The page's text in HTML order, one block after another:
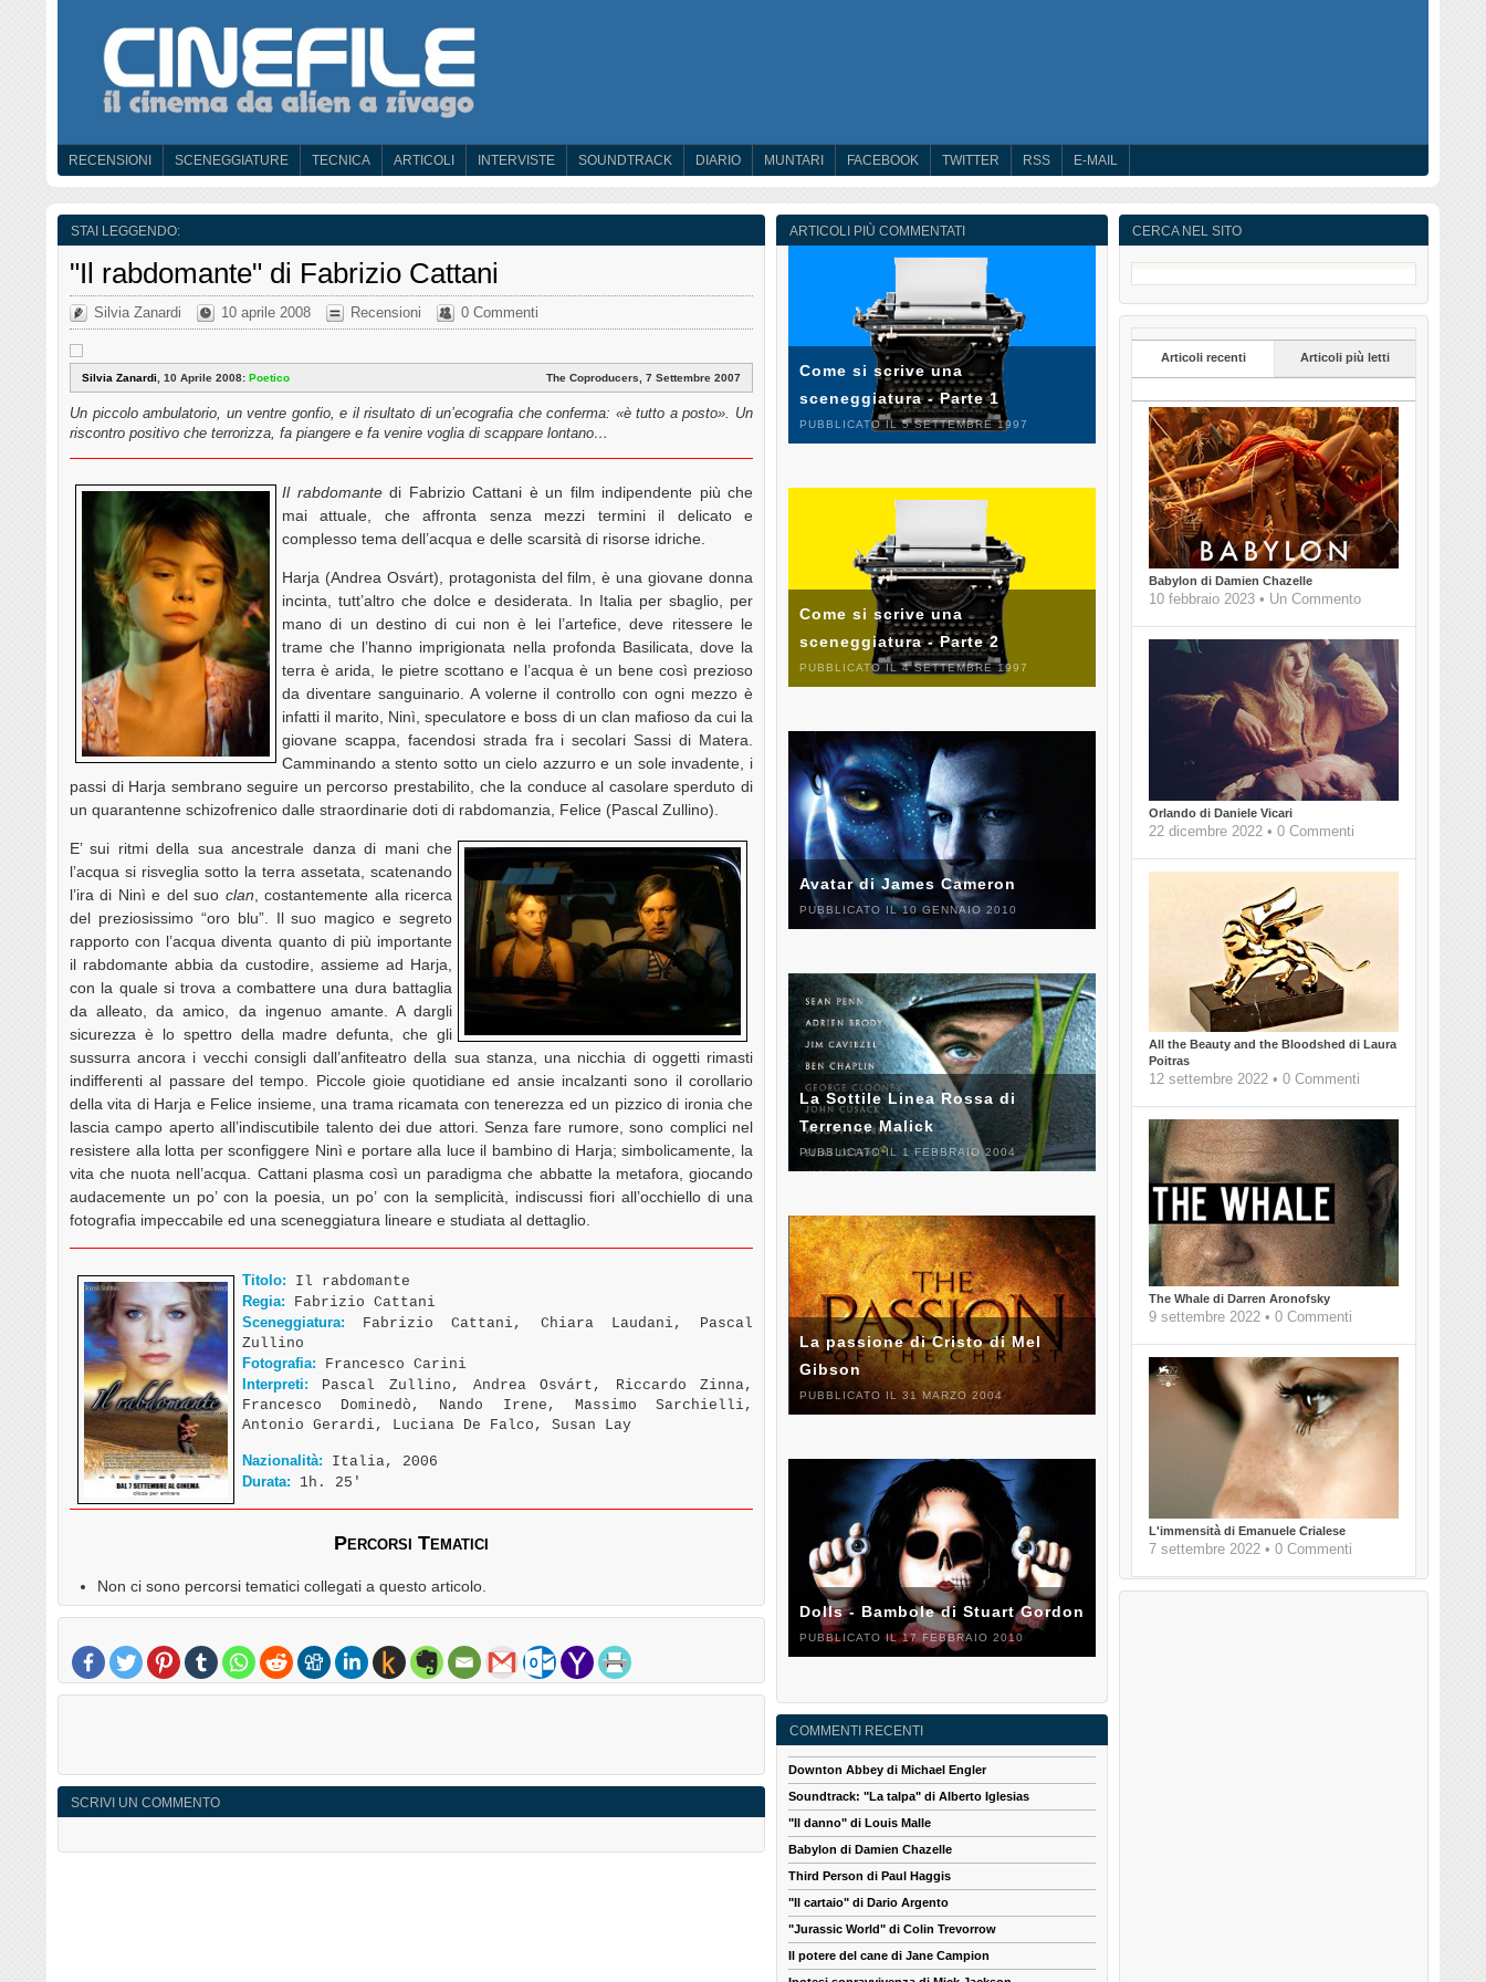
RECENSIONI SCENEGGIATURE TECNICA ARTICOLI INTERVISTE SOUNDTRACK DIARIO MUNTARI FACEBOOK TWITTER RSS E-MAIL
STAI LEGGENDO:
"Il rabdomante" di Fabrizio Cattani
Silvia Zanardi 10 aprile 2008 Recensioni 0 Commenti
Silvia Zanardi , 10 Aprile 2008: Poetico The Coproducers, 7 Settembre 2007
Un piccolo ambulatorio, un ventre gonfio, e il risultato di un’ecografia che conferma: «è tutto a posto». Un
riscontro positivo che terrorizza, fa piangere e fa venire voglia di scappare lontano…
Il rabdomantedi Fabrizio Cattani è un film indipendente più che
mai attuale, che affronta senza mezzi termini il delicato e
complesso tema dell’acqua e delle scarsità di risorse idriche.
Harja (Andrea Osvárt), protagonista del film, è una giovane donna
incinta, tutt’altro che dolce e desiderata. In Italia per sbaglio, per
mano di un destino di cui non è lei l’artefice, deve ritessere le
trame che l’hanno imprigionata nella profonda Basilicata, dove la
terra è arida, le pietre scottano e l’acqua è un bene così prezioso
da diventare sanguinario. A volerne il controllo con ogni mezzo è
infatti il marito, Ninì, speculatore e boss di un clan mafioso da cui la
giovane scappa, facendosi strada fra i secolari Sassi di Matera.
Camminando a stento sotto un cielo azzurro e un sole invadente, i
passi di Harja sembrano seguire un percorso prestabilito, che la conduce al casolare sperduto di
un quarantenne schizofrenico dalle straordinarie doti di rabdomanzia, Felice (Pascal Zullino).
E’ sui ritmi della sua ancestrale danza di mani che
l’acqua si risveglia sotto la terra assetata, scatenando
l’ira di Ninì e del suo clan , costantemente alla ricerca
del preziosissimo “oro blu”. Il suo magico e segreto
rapporto con l’acqua diventa quanto di più importante
il rabdomante abbia da custodire, assieme ad Harja,
con la quale si trova a combattere una dura battaglia
da alleato, da amico, da ingenuo amante. A dargli
sicurezza è lo spettro della madre defunta, che gli
sussurra ancora i vecchi consigli dall’anfiteatro della sua stanza, una nicchia di oggetti rimasti
indifferenti al passare del tempo. Piccole gioie quotidiane ed ansie incalzanti sono il corollario
della vita di Harja e Felice insieme, una trama ricamata con tenerezza ed un pizzico di ironia che
lascia campo aperto all’indiscutibile talento dei due attori. Senza fare rumore, sono complici nel
resistere alla lotta per sconfiggere Ninì e portare alla luce il bambino di Harja; simbolicamente, la
vita che nuota nell’acqua. Cattani plasma così un paradigma che abbatte la metafora, giocando
audacemente un po’ con la poesia, un po’ con la semplicità, indiscussi fiori all’occhiello di una
fotografia impeccabile ed una sceneggiatura lineare e studiata al dettaglio.
Titolo: Il rabdomante
Regia: Fabrizio Cattani
Sceneggiatura: Fabrizio Cattani, Chiara Laudani, Pascal
Zullino
Fotografia: Francesco Carini
Interpreti: Pascal Zullino, Andrea Osvárt, Riccardo Zinna,
Francesco Dominedò, Nando Irene, Massimo Sarchielli,
Antonio Gerardi, Luciana De Falco, Susan Lay
Nazionalità: Italia, 2006
Durata: 1h. 25′
Percorsi Tematici
Non ci sono percorsi tematici collegati a questo articolo.
SCRIVI UN COMMENTO
CERCA NEL SITO
Articoli recenti Articoli più letti
Babylon di Damien Chazelle
10 febbraio 2023 • Un Commento
Orlando di Daniele Vicari
22 dicembre 2022 • 0 Commenti
All the Beauty and the Bloodshed di Laura
Poitras
12 settembre 2022 • 0 Commenti
The Whale di Darren Aronofsky
9 settembre 2022 • 0 Commenti
L'immensità di Emanuele Crialese
7 settembre 2022 • 0 Commenti
ARTICOLI PIÙ COMMENTATI
Come si scrive una
sceneggiatura - Parte 1
PUBBLICATO IL 5 SETTEMBRE 1997
Come si scrive una
sceneggiatura - Parte 2
PUBBLICATO IL 4 SETTEMBRE 1997
Avatar di James Cameron
PUBBLICATO IL 10 GENNAIO 2010
La Sottile Linea Rossa di
Terrence Malick
PUBBLICATO IL 1 FEBBRAIO 2004
La passione di Cristo di Mel
Gibson
PUBBLICATO IL 31 MARZO 2004
Dolls - Bambole di Stuart Gordon
PUBBLICATO IL 17 FEBBRAIO 2010
COMMENTI RECENTI
Downton Abbey di Michael Engler
Soundtrack: "La talpa" di Alberto Iglesias
"Il danno" di Louis Malle
Babylon di Damien Chazelle
Third Person di Paul Haggis
"Il cartaio" di Dario Argento
"Jurassic World" di Colin Trevorrow
Il potere del cane di Jane Campion